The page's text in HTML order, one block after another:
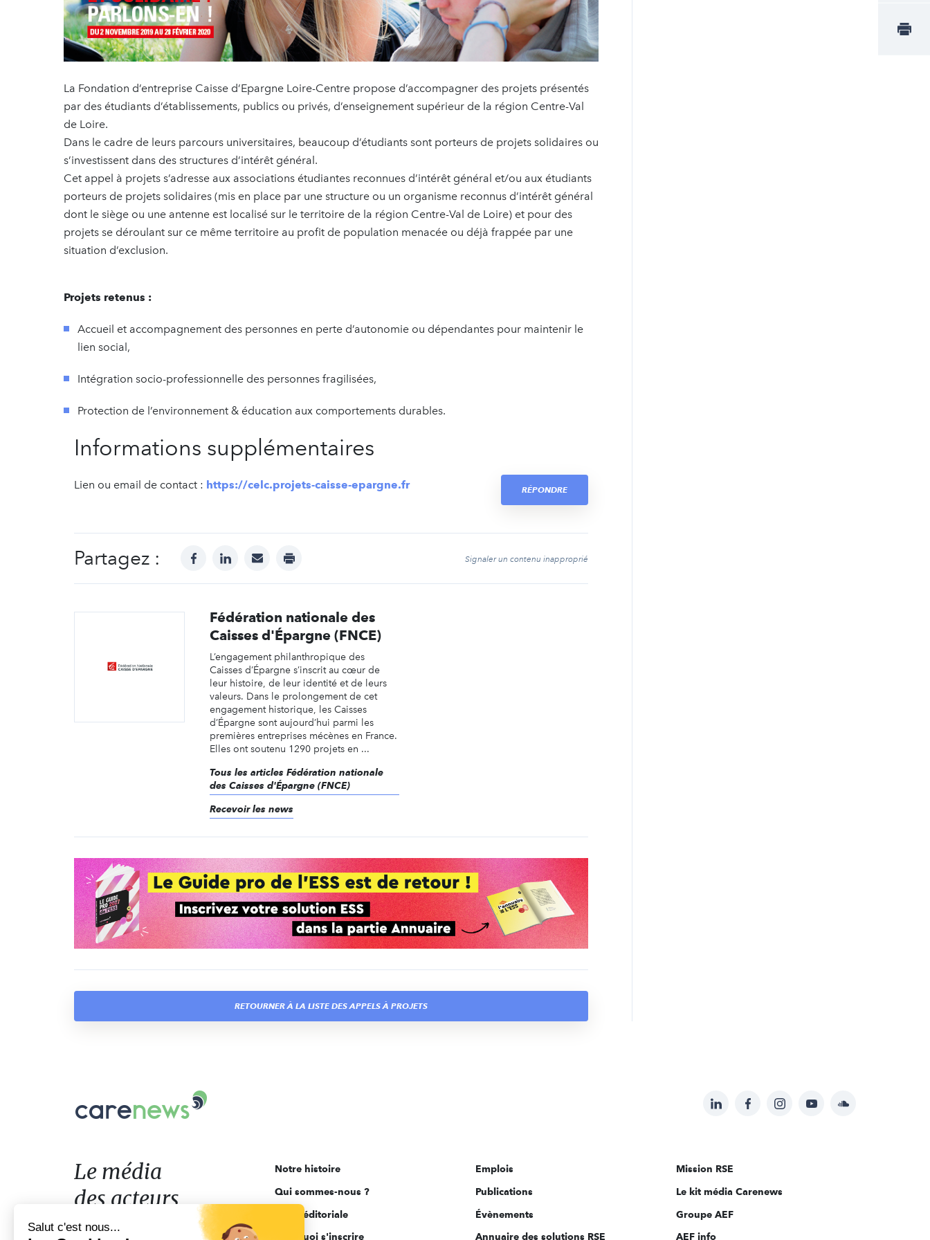
La Fondation d’entreprise Caisse d’Epargne Loire-Centre propose d’accompagner des projets présentés
par des étudiants d’établissements, publics ou privés, d’enseignement supérieur de la région Centre-Val
de Loire.
Dans le cadre de leurs parcours universitaires, beaucoup d’étudiants sont porteurs de projets solidaires ou
s’investissent dans des structures d’intérêt général.
Cet appel à projets s’adresse aux associations étudiantes reconnues d’intérêt général et/ou aux étudiants
porteurs de projets solidaires (mis en place par une structure ou un organisme reconnus d’intérêt général
dont le siège ou une antenne est localisé sur le territoire de la région Centre-Val de Loire) et pour des
projets se déroulant sur ce même territoire au profit de population menacée ou déjà frappée par une
situation d’exclusion.
Projets retenus :
Accueil et accompagnement des personnes en perte d’autonomie ou dépendantes pour maintenir le
lien social,
Intégration socio-professionnelle des personnes fragilisées,
Protection de l’environnement & éducation aux comportements durables.
Informations supplémentaires
Lien ou email de contact : https://celc.projets-caisse-epargne.fr RÉPONDRE
Partagez : facebooklinkedinmail print Signaler un contenu inapproprié
Fédération nationale des
Caisses d'Épargne (FNCE)
L’engagement philanthropique des
Caisses d’Épargne s’inscrit au cœur de
leur histoire, de leur identité et de leurs
valeurs. Dans le prolongement de cet
engagement historique, les Caisses
d’Épargne sont aujourd’hui parmi les
premières entreprises mécènes en France.
Elles ont soutenu 1290 projets en ...
Tous les articles Fédération nationale
des Caisses d'Épargne (FNCE)
Recevoir les news
RETOURNER À LA LISTE DES APPELS À PROJETS
Suivez-
sur:
LinkedInFacebookInstagramYouTubeSoundcloud
Le
acteurs
de
l'engagement
Le média
des acteurs
de l'engagement
Notre histoire
Qui sommes-nous ?
Ligne éditoriale
Pourquoi s'inscrire
Emplois
Publications
Évènements
Annuaire des solutions RSE
Mission RSE
Le kit média Carenews
Groupe AEF
AEF info
Salut c'est nous...